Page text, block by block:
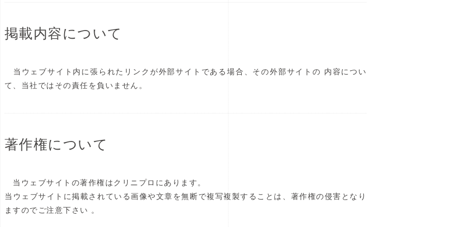
掲載内容について
当ウェブサイト内に張られたリンクが外部サイトである場合、その外部サイトの 内容につい
て、当社ではその責任を負いません。
著作権について
当ウェブサイトの著作権はクリニプロにあります。
当ウェブサイトに掲載されている画像や文章を無断で複写複製することは、著作権の侵害となり
ますのでご注意下さい 。